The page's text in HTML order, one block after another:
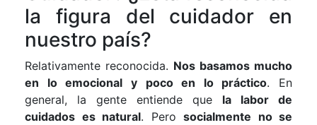
la figura del cuidador en
nuestro país?
Relativamente reconocida. Nos basamos mucho
en lo emocional y poco en lo práctico. En
general, la gente entiende que la labor de
cuidados es natural. Pero socialmente no se